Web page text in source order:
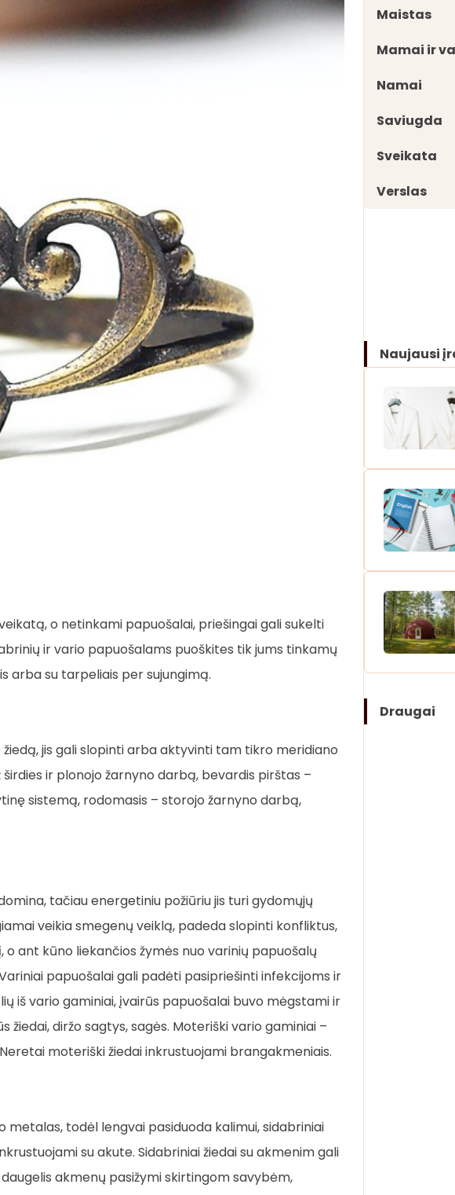
o netinkami papuošalai, priešingai gali sukelti
ir vario papuošalams puoškites tik jums tinkamų
arba su tarpeliais per sujungimą.
jis gali slopinti arba aktyvinti tam tikro meridiano
ir plonojo žarnyno darbą, bevardis pirštas –
sistemą, rodomasis – storojo žarnyno darbą,
tačiau energetiniu požiūriu jis turi gydomųjų
veikia smegenų veiklą, padeda slopinti konfliktus,
ant kūno liekančios žymės nuo varinių papuošalų
papuošalai gali padėti pasipriešinti infekcijoms ir
iš vario gaminiai, įvairūs papuošalai buvo mėgstami ir
žiedai, diržo sagtys, sagės. Moteriški vario gaminiai –
moteriški žiedai inkrustuojami brangakmeniais.
todėl lengvai pasiduoda kalimui, sidabriniai
su akute. Sidabriniai žiedai su akmenim gali
akmenų pasižymi skirtingom savybėm,
Maistas
Mamai ir
Namai
Saviugda
Sveikata
Verslas
Naujausi
Draugai